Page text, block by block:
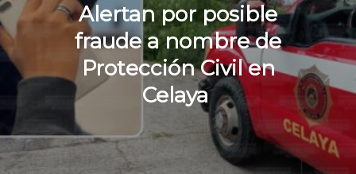
Alertan por posible
fraude a nombre de
Protección Civil en
Celaya